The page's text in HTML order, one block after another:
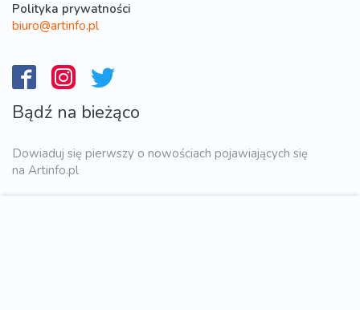
Polityka prywatności
biuro@artinfo.pl
Bądź na bieżąco
Dowiaduj się pierwszy o nowościach pojawiających się
na Artinfo.pl